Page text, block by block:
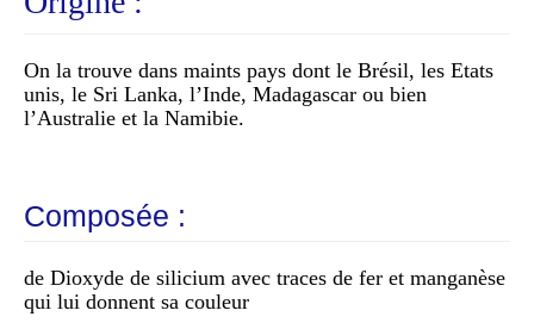
On la trouve dans maints pays dont le Brésil, les Etats
unis, le Sri Lanka, l’Inde, Madagascar ou bien
l’Australie et la Namibie.
Composée :
de Dioxyde de silicium avec traces de fer et manganèse
qui lui donnent sa couleur